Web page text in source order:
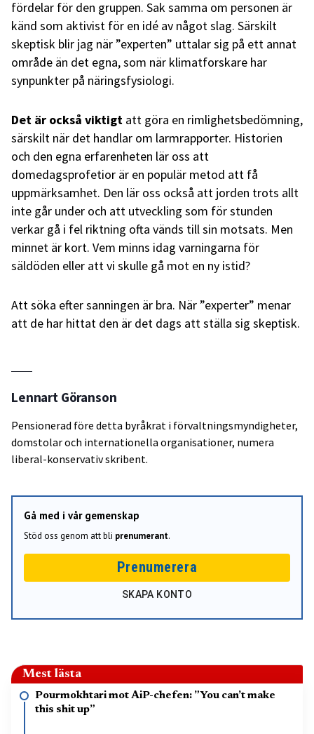
fördelar för den gruppen. Sak samma om personen är
känd som aktivist för en idé av något slag. Särskilt
skeptisk blir jag när ”experten” uttalar sig på ett annat
område än det egna, som när klimatforskare har
synpunkter på näringsfysiologi.
Det är också viktigt att göra en rimlighetsbedömning,
särskilt när det handlar om larmrapporter. Historien
och den egna erfarenheten lär oss att
domedagsprofetior är en populär metod att få
uppmärksamhet. Den lär oss också att jorden trots allt
inte går under och att utveckling som för stunden
verkar gå i fel riktning ofta vänds till sin motsats. Men
minnet är kort. Vem minns idag varningarna för
säldöden eller att vi skulle gå mot en ny istid?
Att söka efter sanningen är bra. När ”experter” menar
att de har hittat den är det dags att ställa sig skeptisk.
Lennart Göranson
Pensionerad före detta byråkrat i förvaltningsmyndigheter,
domstolar och internationella organisationer, numera
liberal-konservativ skribent.
Gå med i vår gemenskap
Stöd oss genom att bli prenumerant.
Prenumerera
SKAPA KONTO
Mest lästa
Pourmokhtari mot AiP-chefen: ”You can’t make
this shit up”